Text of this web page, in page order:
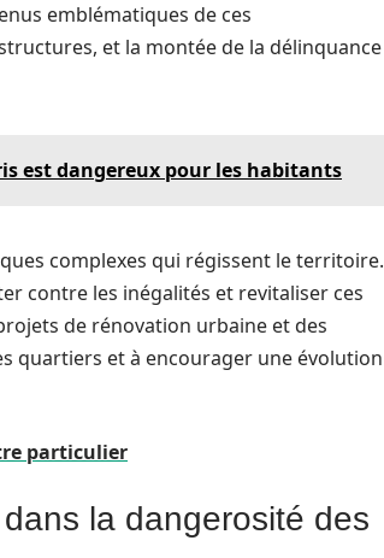
emblématiques de ces
et la montée de la délinquance
est dangereux pour les habitants
complexes qui régissent le territoire.
contre les inégalités et revitaliser ces
de rénovation urbaine et des
quartiers et à encourager une évolution
particulier
la dangerosité des